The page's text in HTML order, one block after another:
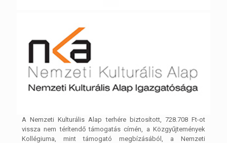
A Nemzeti Kulturális Alap terhére biztosított, 728.708 Ft-ot
vissza nem térítendő támogatás címén, a Közgyűjtemények
Kollégiuma, mint támogató megbízásából, a Nemzeti